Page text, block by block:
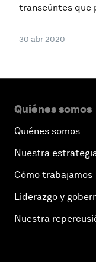
transeúntes que
30 abr 2020
Quiénes somos
Quiénes somos
Nuestra
Cómo trabajamos
Liderazgo y
Nuestra